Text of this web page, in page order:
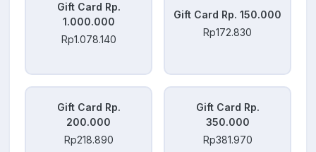
Gift Card Rp.
1.000.000
Rp1.078.140
Gift Card Rp. 150.000
Rp172.830
Gift Card Rp.
200.000
Rp218.890
Gift Card Rp.
350.000
Rp381.970